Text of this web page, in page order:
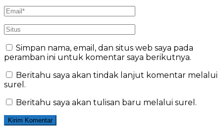
Simpan nama, email, dan situs web saya pada
peramban ini untuk komentar saya berikutnya.
Beritahu saya akan tindak lanjut komentar melalui
surel.
Beritahu saya akan tulisan baru melalui surel.